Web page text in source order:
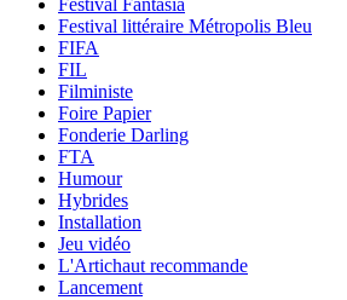
Festival Fantasia
Festival littéraire Métropolis Bleu
FIFA
FIL
Filministe
Foire Papier
Fonderie Darling
FTA
Humour
Hybrides
Installation
Jeu vidéo
L'Artichaut recommande
Lancement